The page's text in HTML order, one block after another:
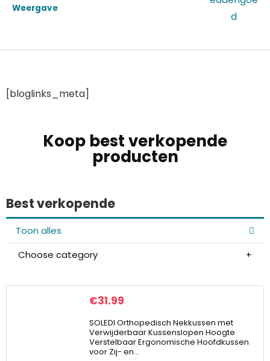
Weergave
[bloglinks_meta]
Koop best verkopende
producten
Best verkopende
Toon alles
Choose category
€31.99
SOLEDI Orthopedisch Nekkussen met
Verwijderbaar Kussenslopen Hoogte
Verstelbaar Ergonomische Hoofdkussen
voor Zij- en…